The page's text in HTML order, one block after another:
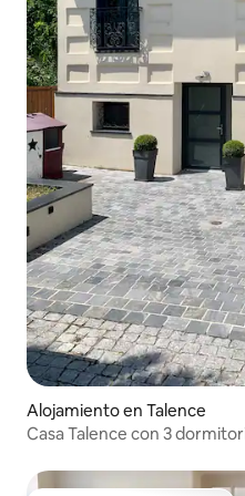
Alojamiento en Talence
Casa Talence con 3